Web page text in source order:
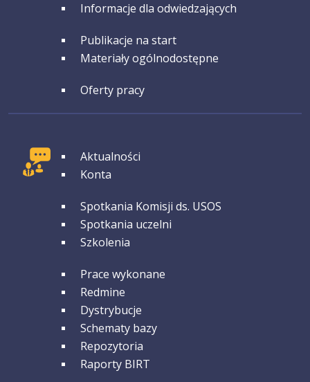
Informacje dla odwiedzających
GRUPA 4Publikacje na start
Materiały ogólnodostępne
GRUPA 5Oferty pracy
GRUPA 1Aktualności
Konta
GRUPA 2Spotkania Komisji ds. USOS
Spotkania uczelni
Szkolenia
GRUPA 3Prace wykonane
Redmine
Dystrybucje
Schematy bazy
Repozytoria
Raporty BIRT